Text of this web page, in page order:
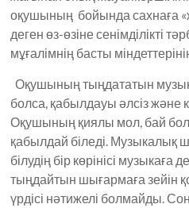
оқушының бойында сахнаға
деген өз-өзіне сенімділікті
мұғалімнің басты
Оқушының тыңдататын
болса, қабылдауы әлсіз және
Оқушының қиялы мол, бай
қабылдай біледі.
білудің бір көрінісі музыкаға
тыңдайтын шығармаға зейін
үрдісі нәтижелі болмайды.